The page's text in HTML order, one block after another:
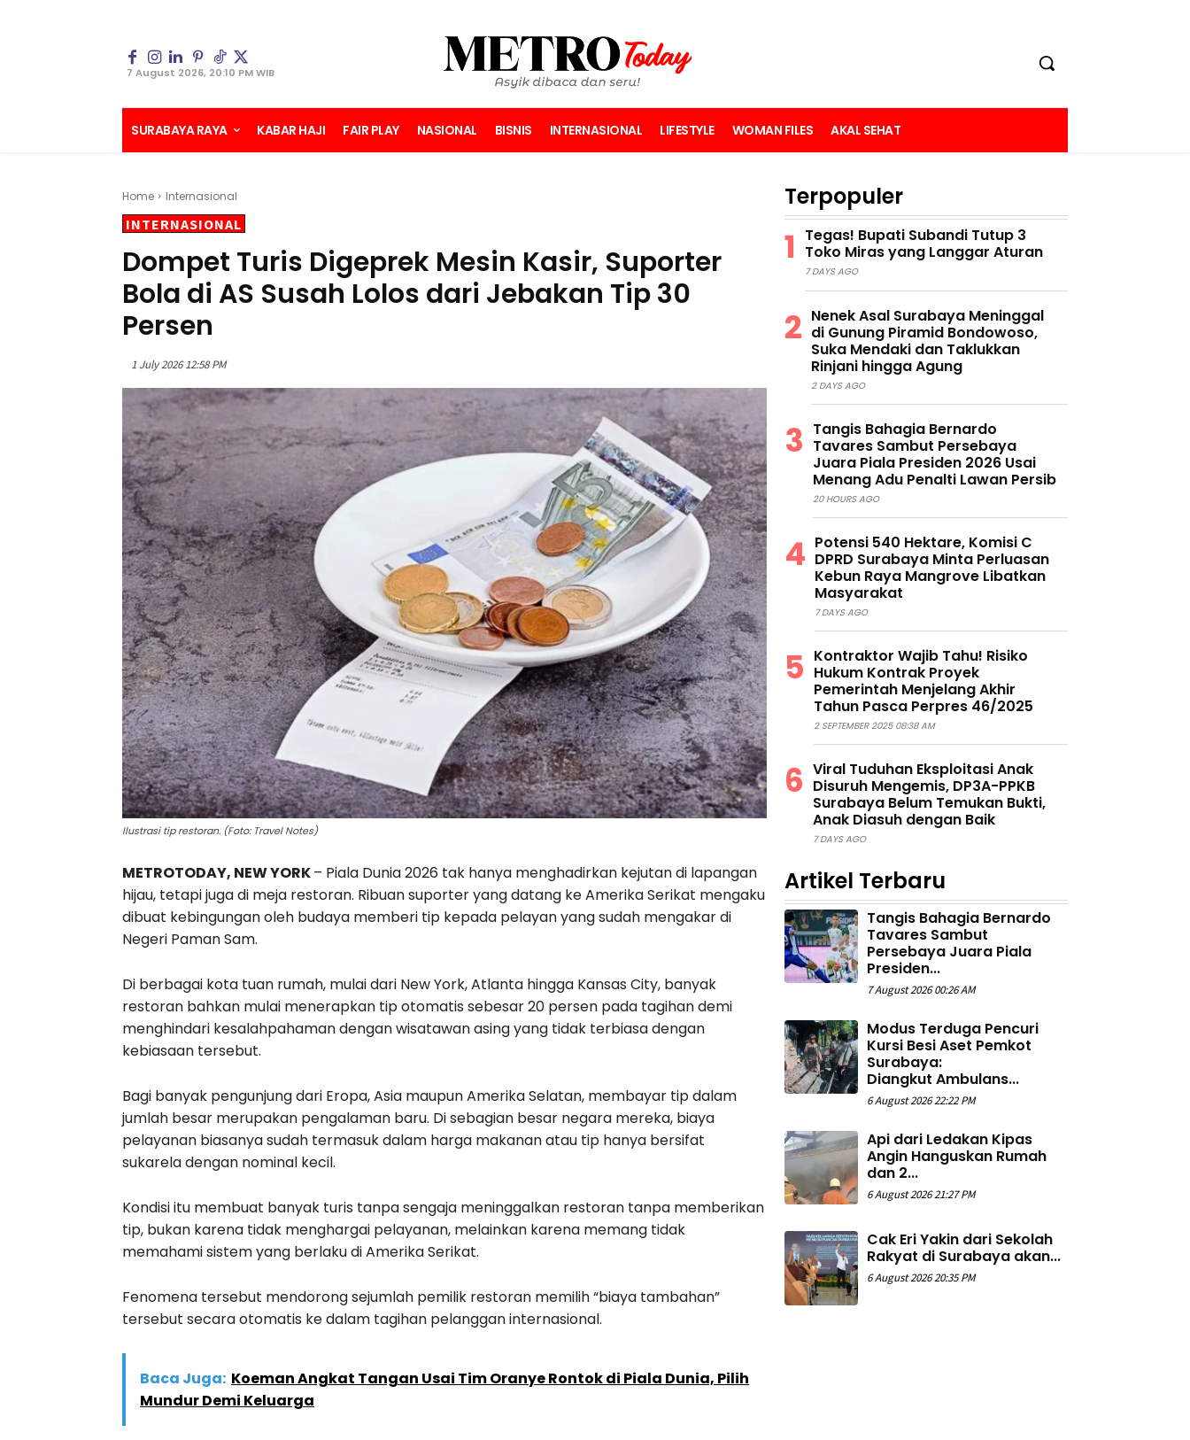
7 August 2026, 20:10 PM WIB
SURABAYA RAYA KABAR HAJI FAIR PLAY NASIONAL BISNIS INTERNASIONAL LIFESTYLE WOMAN FILES AKAL SEHAT
Home Internasional
INTERNASIONAL
Dompet Turis Digeprek Mesin Kasir, Suporter
Bola di AS Susah Lolos dari Jebakan Tip 30
Persen
1 July 2026 12:58 PM
Ilustrasi tip restoran. (Foto: Travel Notes)
METROTODAY, NEW YORK– Piala Dunia 2026 tak hanya menghadirkan kejutan di lapangan
hijau, tetapi juga di meja restoran. Ribuan suporter yang datang ke Amerika Serikat mengaku
dibuat kebingungan oleh budaya memberi tip kepada pelayan yang sudah mengakar di
Negeri Paman Sam.
Di berbagai kota tuan rumah, mulai dari New York, Atlanta hingga Kansas City, banyak
restoran bahkan mulai menerapkan tip otomatis sebesar 20 persen pada tagihan demi
menghindari kesalahpahaman dengan wisatawan asing yang tidak terbiasa dengan
kebiasaan tersebut.
Bagi banyak pengunjung dari Eropa, Asia maupun Amerika Selatan, membayar tip dalam
jumlah besar merupakan pengalaman baru. Di sebagian besar negara mereka, biaya
pelayanan biasanya sudah termasuk dalam harga makanan atau tip hanya bersifat
sukarela dengan nominal kecil.
Kondisi itu membuat banyak turis tanpa sengaja meninggalkan restoran tanpa memberikan
tip, bukan karena tidak menghargai pelayanan, melainkan karena memang tidak
memahami sistem yang berlaku di Amerika Serikat.
Fenomena tersebut mendorong sejumlah pemilik restoran memilih “biaya tambahan”
tersebut secara otomatis ke dalam tagihan pelanggan internasional.
Baca Juga: Koeman Angkat Tangan Usai Tim Oranye Rontok di Piala Dunia, Pilih
Mundur Demi Keluarga
Terpopuler
Tegas! Bupati Subandi Tutup 3
Toko Miras yang Langgar Aturan
7 DAYS AGO
Nenek Asal Surabaya Meninggal
di Gunung Piramid Bondowoso,
Suka Mendaki dan Taklukkan
Rinjani hingga Agung
2 DAYS AGO
Tangis Bahagia Bernardo
Tavares Sambut Persebaya
Juara Piala Presiden 2026 Usai
Menang Adu Penalti Lawan Persib
20 HOURS AGO
Potensi 540 Hektare, Komisi C
DPRD Surabaya Minta Perluasan
Kebun Raya Mangrove Libatkan
Masyarakat
7 DAYS AGO
Kontraktor Wajib Tahu! Risiko
Hukum Kontrak Proyek
Pemerintah Menjelang Akhir
Tahun Pasca Perpres 46/2025
2 SEPTEMBER 2025 08:38 AM
Viral Tuduhan Eksploitasi Anak
Disuruh Mengemis, DP3A-PPKB
Surabaya Belum Temukan Bukti,
Anak Diasuh dengan Baik
7 DAYS AGO
Artikel Terbaru
Tangis Bahagia Bernardo
Tavares Sambut
Persebaya Juara Piala
Presiden...
7 August 2026 00:26 AM
Modus Terduga Pencuri
Kursi Besi Aset Pemkot
Surabaya:
Diangkut Ambulans...
6 August 2026 22:22 PM
Api dari Ledakan Kipas
Angin Hanguskan Rumah
dan 2...
6 August 2026 21:27 PM
Cak Eri Yakin dari Sekolah
Rakyat di Surabaya akan...
6 August 2026 20:35 PM